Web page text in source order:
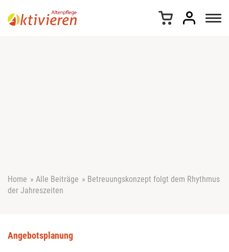
Home » Alle Beiträge » Betreuungskonzept folgt dem Rhythmus
der Jahreszeiten
Angebotsplanung